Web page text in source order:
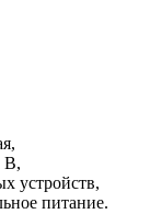
В,
устройств,
питание.